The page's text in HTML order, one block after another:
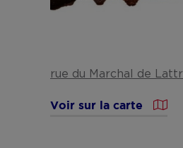
rue du Marchal de
Voir sur la carte